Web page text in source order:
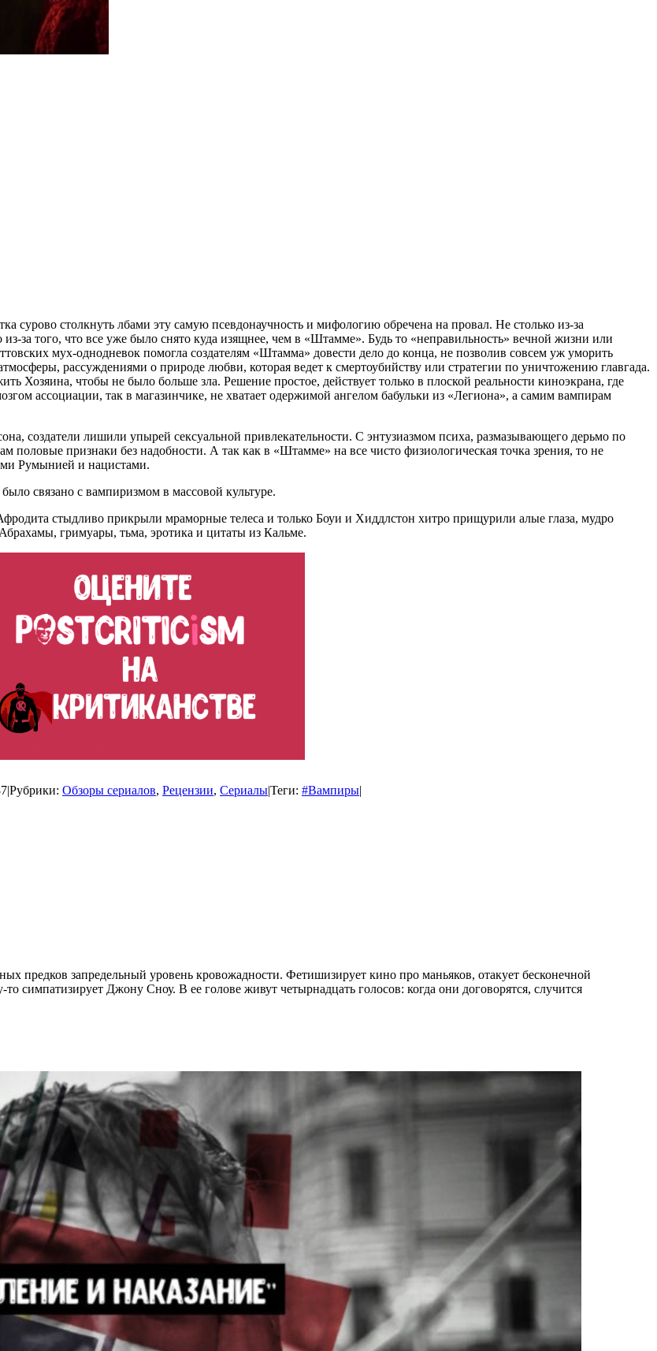
сурово столкнуть лбами эту самую псевдонаучность и мифологию обречена на провал. Не столько из-за
за того, что все уже было снято куда изящнее, чем в «Штамме». Будь то «неправильность» вечной жизни или
мух-однодневок помогла создателям «Штамма» довести дело до конца, не позволив совсем уж уморить
рассуждениями о природе любви, которая ведет к смертоубийству или стратегии по уничтожению главгада.
Хозяина, чтобы не было больше зла. Решение простое, действует только в плоской реальности киноэкрана, где
ассоциации, так в магазинчике, не хватает одержимой ангелом бабульки из «Легиона», а самим вампирам
создатели лишили упырей сексуальной привлекательности. С энтузиазмом психа, размазывающего дерьмо по
половые признаки без надобности. А так как в «Штамме» на все чисто физиологическая точка зрения, то не
Румынией и нацистами.
связано с вампиризмом в массовой культуре.
стыдливо прикрыли мраморные телеса и только Боуи и Хиддлстон хитро прищурили алые глаза, мудро
гримуары, тьма, эротика и цитаты из Кальме.
|Рубрики: Обзоры сериалов, Рецензии, Сериалы|Теги: #Вампиры|
предков запредельный уровень кровожадности. Фетишизирует кино про маньяков, отакует бесконечной
Джону Сноу. В ее голове живут четырнадцать голосов: когда они договорятся, случится